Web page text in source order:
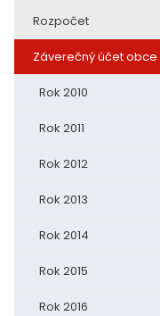
Rozpočet
Záverečný účet obce
Rok 2010
Rok 2011
Rok 2012
Rok 2013
Rok 2014
Rok 2015
Rok 2016